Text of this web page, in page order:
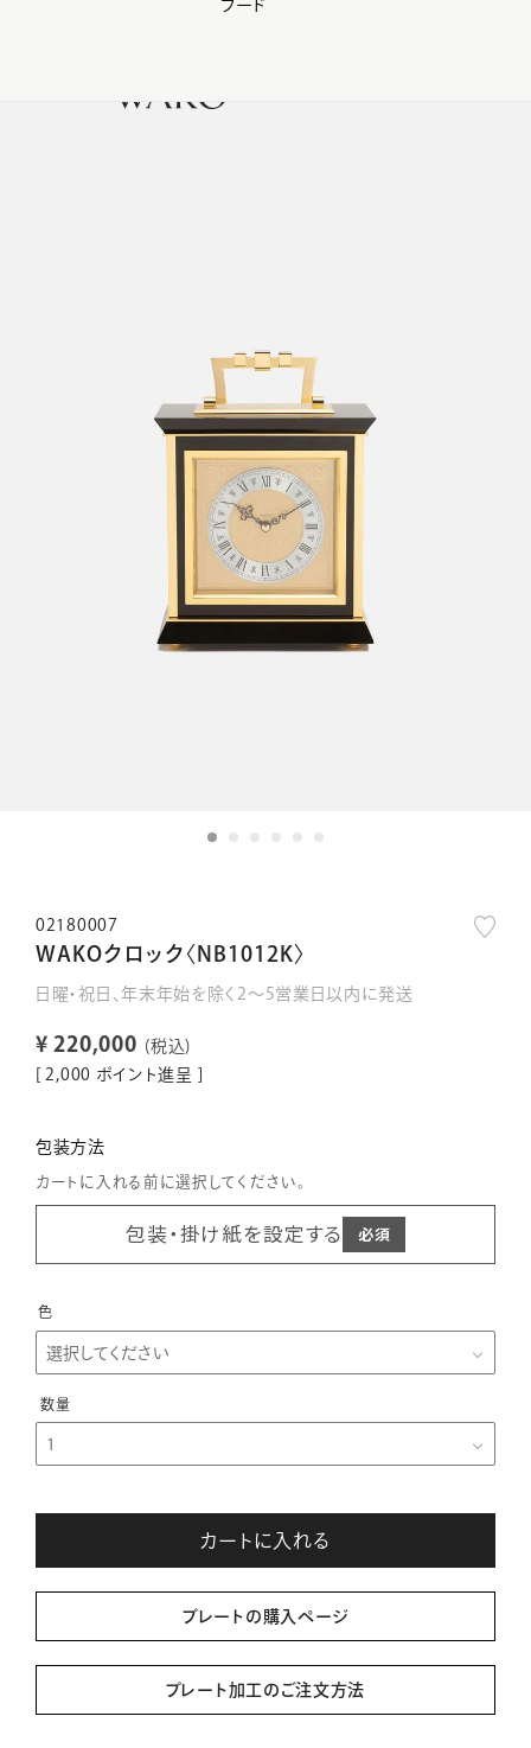
【会員様限定】夏のプレゼントキャンペーン開催中
フード
02180007
WAKOクロック〈NB1012K〉
日曜・祝日、年末年始を除く2～5営業日以内に発送
¥ 220,000
税込
[ 2,000 ポイント進呈 ]
包装方法
カートに入れる前に選択してください。
包装・掛け紙を設定する
色
カートに入れる
プレートの購入ページ
プレート加工のご注文方法